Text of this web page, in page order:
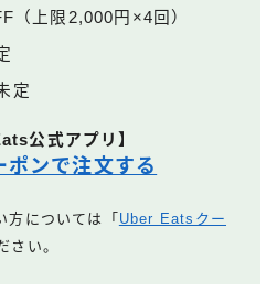
（上限2,000円×4回）
定
公式アプリ】
ポンで注文する
方については「Uber Eatsクー
さい。